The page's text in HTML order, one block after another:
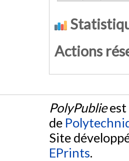
Actions
PolyPublieest
de
Site
EPrints.